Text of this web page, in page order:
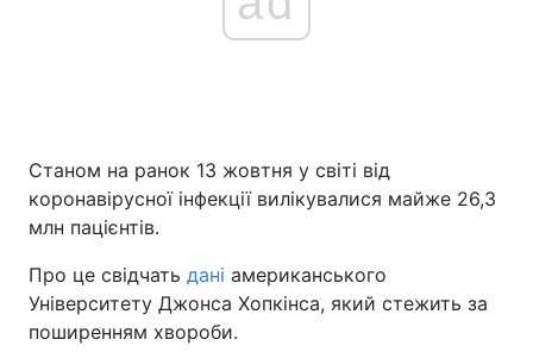
Головна Війна
Україна
Економіка Світ
Спорт
Станом на ранок 13 жовтня у світі від
коронавірусної інфекції вилікувалися майже 26,3
млн пацієнтів.
Про це свідчать дані американського
Університету Джонса Хопкінса, який стежить за
поширенням хвороби.